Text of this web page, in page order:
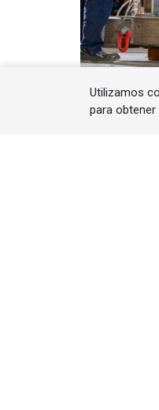
Utilizamos
para